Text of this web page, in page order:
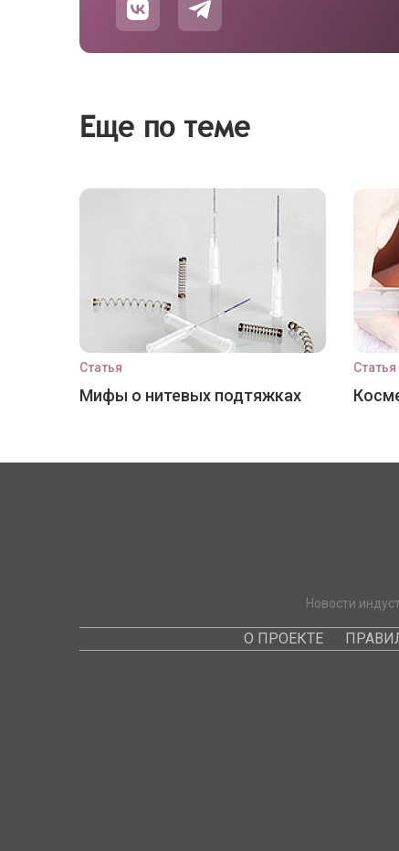
Еще по теме
Статья
Мифы о нитевых подтяжках
Статья
Новости
О ПРОЕКТЕ